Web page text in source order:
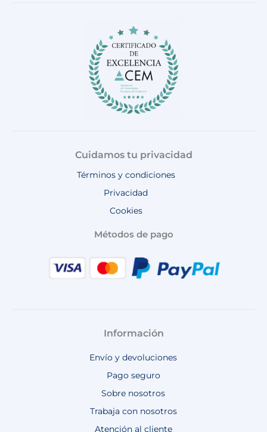
a
m
Cuidamos tu privacidad
Términos y condiciones
Privacidad
Cookies
Métodos de pago
Información
Envío y devoluciones
Pago seguro
Sobre nosotros
Trabaja con nosotros
Atención al cliente